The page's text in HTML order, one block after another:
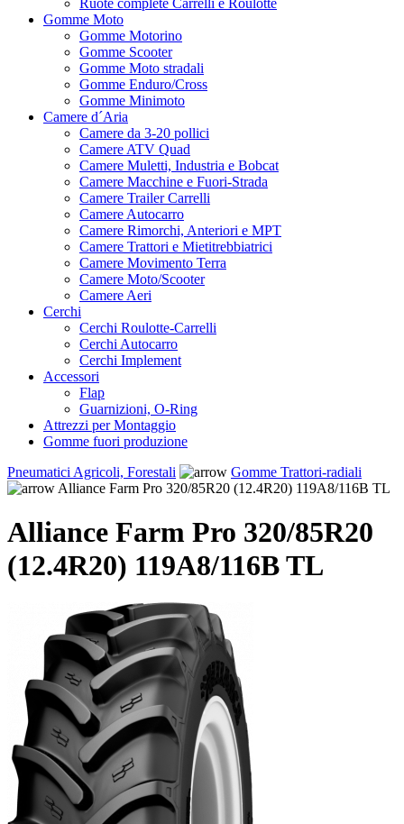
Ruote complete Carrelli e Roulotte
Gomme Moto
Gomme Motorino
Gomme Scooter
Gomme Moto stradali
Gomme Enduro/Cross
Gomme Minimoto
Camere d´Aria
Camere da 3-20 pollici
Camere ATV Quad
Camere Muletti, Industria e Bobcat
Camere Macchine e Fuori-Strada
Camere Trailer Carrelli
Camere Autocarro
Camere Rimorchi, Anteriori e MPT
Camere Trattori e Mietitrebbiatrici
Camere Movimento Terra
Camere Moto/Scooter
Camere Aeri
Cerchi
Cerchi Roulotte-Carrelli
Cerchi Autocarro
Cerchi Implement
Accessori
Flap
Guarnizioni, O-Ring
Attrezzi per Montaggio
Gomme fuori produzione
Pneumatici Agricoli, Forestali
Gomme Trattori-radiali
Alliance Farm Pro 320/85R20 (12.4R20) 119A8/116B TL
Alliance Farm Pro 320/85R20
(12.4R20) 119A8/116B TL